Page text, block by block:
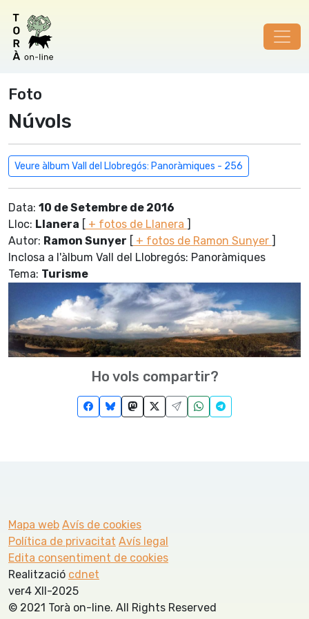
Foto
Núvols
Veure àlbum Vall del Llobregós: Panoràmiques - 256
Data: 10 de Setembre de 2016
Lloc: Llanera [ + fotos de Llanera ]
Autor: Ramon Sunyer [ + fotos de Ramon Sunyer ]
Inclosa a l'àlbum Vall del Llobregós: Panoràmiques
Tema: Turisme
Ho vols compartir?
Mapa web Avís de cookies
Política de privacitat Avís legal
Edita consentiment de cookies
Realització cdnet
ver4 XII-2025
© 2021 Torà on-line. All Rights Reserved